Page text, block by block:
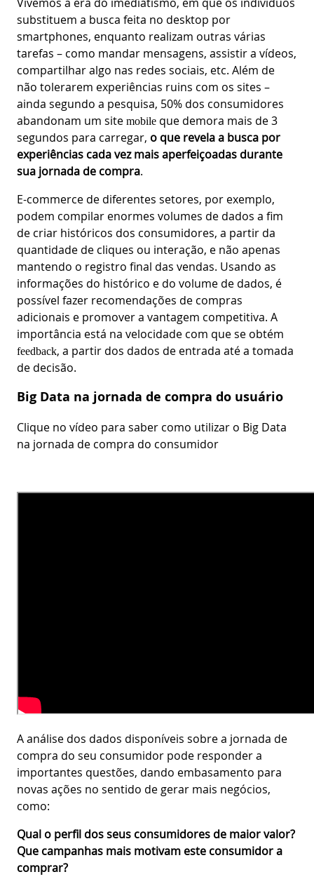
substituem a busca feita no desktop por
smartphones, enquanto realizam outras várias
tarefas – como mandar mensagens, assistir a vídeos,
compartilhar algo nas redes sociais, etc. Além de
não tolerarem experiências ruins com os sites –
ainda segundo a pesquisa, 50% dos consumidores
abandonam um site mobile que demora mais de 3
segundos para carregar, o que revela a busca por
experiências cada vez mais aperfeiçoadas durante
sua jornada de compra.
E-commerce de diferentes setores, por exemplo,
podem compilar enormes volumes de dados a fim
de criar históricos dos consumidores, a partir da
quantidade de cliques ou interação, e não apenas
mantendo o registro final das vendas. Usando as
informações do histórico e do volume de dados, é
possível fazer recomendações de compras
adicionais e promover a vantagem competitiva. A
importância está na velocidade com que se obtém
feedback, a partir dos dados de entrada até a tomada
de decisão.
Big Data na jornada de compra do usuário
Clique no vídeo para saber como utilizar o Big Data
na jornada de compra do consumidor
A análise dos dados disponíveis sobre a jornada de
compra do seu consumidor pode responder a
importantes questões, dando embasamento para
novas ações no sentido de gerar mais negócios,
como:
Qual o perfil dos seus consumidores de maior valor?
Que campanhas mais motivam este consumidor a
comprar?